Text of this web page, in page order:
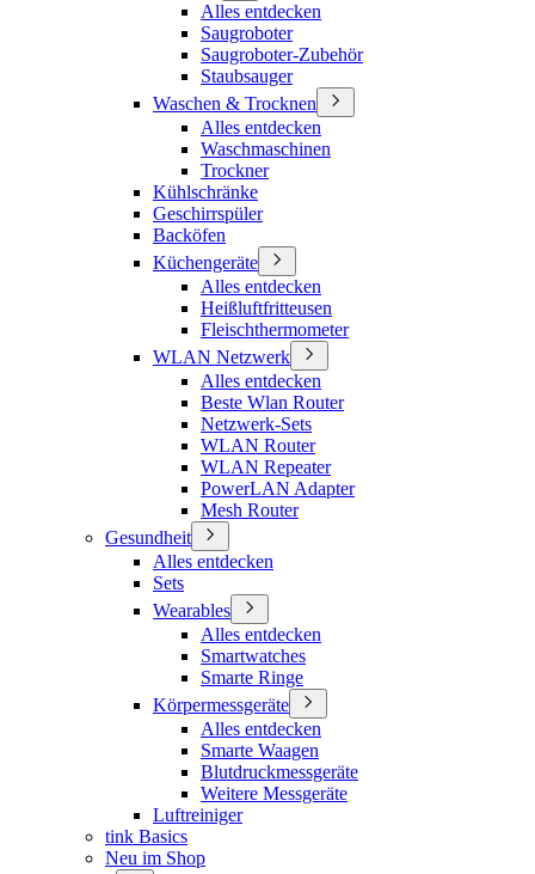
Alles entdecken
Saugroboter
Saugroboter-Zubehör
Staubsauger
Waschen & Trocknen
Alles entdecken
Waschmaschinen
Trockner
Kühlschränke
Geschirrspüler
Backöfen
Küchengeräte
Alles entdecken
Heißluftfritteusen
Fleischthermometer
WLAN Netzwerk
Alles entdecken
Beste Wlan Router
Netzwerk-Sets
WLAN Router
WLAN Repeater
PowerLAN Adapter
Mesh Router
Gesundheit
Alles entdecken
Sets
Wearables
Alles entdecken
Smartwatches
Smarte Ringe
Körpermessgeräte
Alles entdecken
Smarte Waagen
Blutdruckmessgeräte
Weitere Messgeräte
Luftreiniger
tink Basics
Neu im Shop